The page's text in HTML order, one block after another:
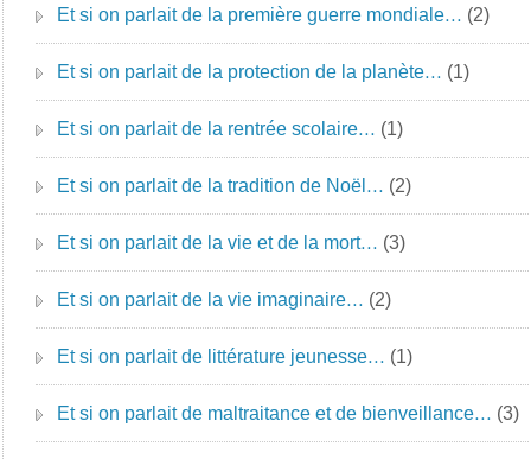
Et si on parlait de la première guerre mondiale… (2)
Et si on parlait de la protection de la planète… (1)
Et si on parlait de la rentrée scolaire… (1)
Et si on parlait de la tradition de Noël… (2)
Et si on parlait de la vie et de la mort… (3)
Et si on parlait de la vie imaginaire… (2)
Et si on parlait de littérature jeunesse… (1)
Et si on parlait de maltraitance et de bienveillance… (3)